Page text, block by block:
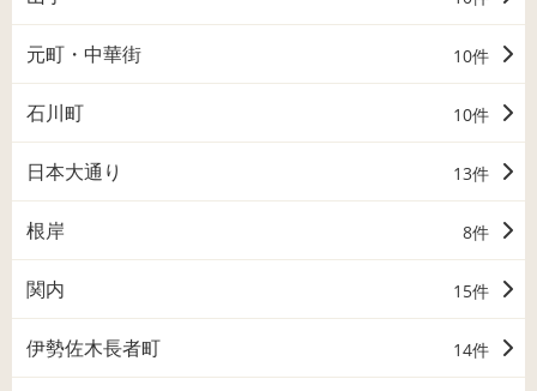
元町・中華街 10件
石川町 10件
日本大通り 13件
根岸 8件
関内 15件
伊勢佐木長者町 14件